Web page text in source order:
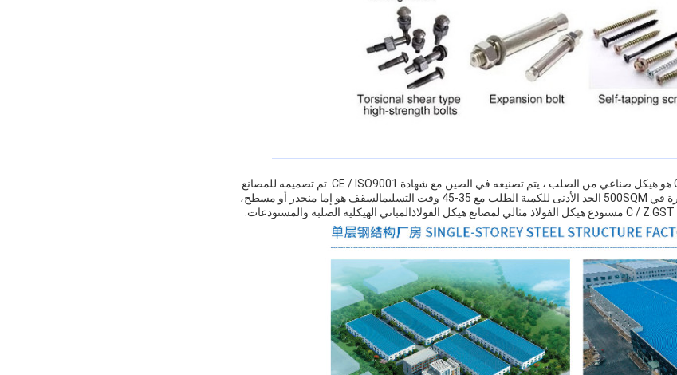
GST Steel Structure Warehouse هو هيكل صناعي من الصلب ، يتم تصنيعه في الصين مع شهادة CE / ISO9001. تم تصميمه للمصانع
والمباني الصلبية الهيكلية ،وهي متوفرة في 500SQM الحد الأدنى للكمية الطلب مع 35-45 وقت التسليمالسقف هو إما منحدر أو مسطح،